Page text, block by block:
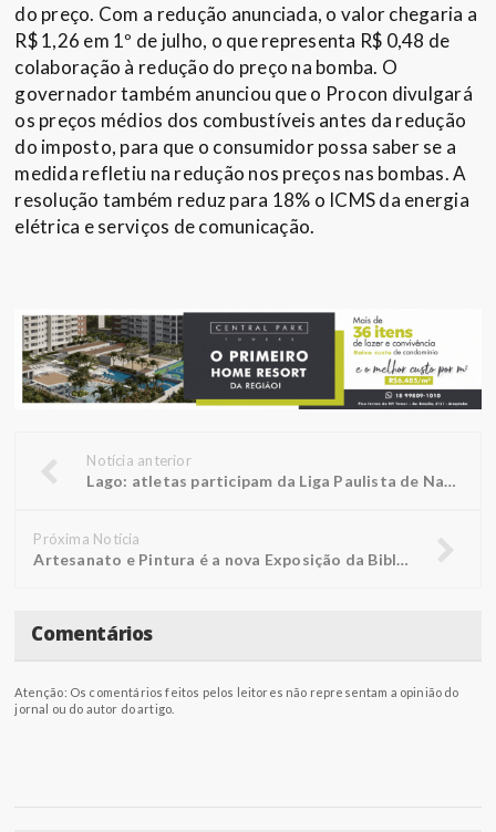
do preço. Com a redução anunciada, o valor chegaria a
R$ 1,26 em 1º de julho, o que representa R$ 0,48 de
colaboração à redução do preço na bomba. O
governador também anunciou que o Procon divulgará
os preços médios dos combustíveis antes da redução
do imposto, para que o consumidor possa saber se a
medida refletiu na redução nos preços nas bombas. A
resolução também reduz para 18% o ICMS da energia
elétrica e serviços de comunicação.
Notícia anterior
Lago: atletas participam da Liga Paulista de Natação
Próxima Notícia
Artesanato e Pintura é a nova Exposição da Biblioteca FUNEPE
Comentários
Atenção: Os comentários feitos pelos leitores não representam a opinião do
jornal ou do autor do artigo.